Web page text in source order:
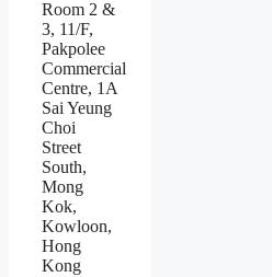
Room 2 &
3, 11/F,
Pakpolee
Commercial
Centre, 1A
Sai Yeung
Choi
Street
South,
Mong
Kok,
Kowloon,
Hong
Kong